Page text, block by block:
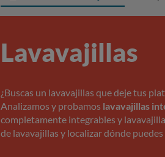
Lavavajillas
¿Buscas un lavavajillas que deje tus
Analizamos y probamos lavavajillas
completamente integrables y
de lavavajillas y localizar dónde